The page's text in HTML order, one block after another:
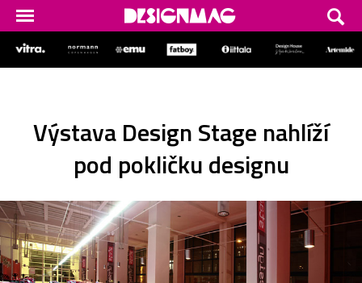
Výstava Design Stage nahlíží
pod pokličku designu